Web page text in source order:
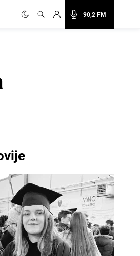
90,2 FM